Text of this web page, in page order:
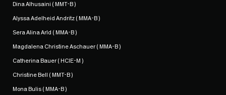
Dina Alhusaini ( MMT-B )
Alyssa Adelheid Andritz ( MMA-B )
Sera Alina Arld ( MMA-B )
Magdalena Christine Aschauer ( MMA-B )
Catherina Bauer ( HCIE-M )
Christine Bell ( MMT-B )
Mona Bulis ( MMA-B )